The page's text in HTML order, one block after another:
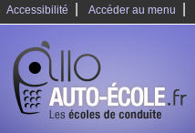
Accessibilité Accéder au menu